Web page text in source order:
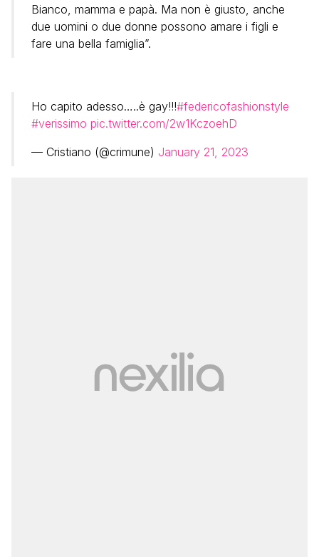
Bianco, mamma e papà. Ma non è giusto, anche
due uomini o due donne possono amare i figli e
fare una bella famiglia”.
Ho capito adesso…..è gay!!!#federicofashionstyle
#verissimo pic.twitter.com/2w1KczoehD
— Cristiano (@crimune) January 21, 2023